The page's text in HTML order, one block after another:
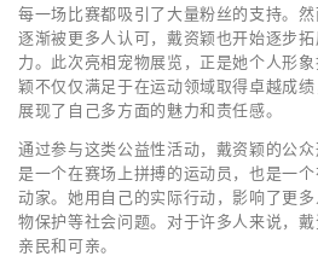
每一场比赛都吸引了大量粉丝的支持。
逐渐被更多人认可，戴资颖也开始逐步
力。此次亮相宠物展览，正是她个人形
颖不仅仅满足于在运动领域取得卓越成绩
展现了自己多方面的魅力和责任感。
通过参与这类公益性活动，戴资颖的公
是一个在赛场上拼搏的运动员，也是一
动家。她用自己的实际行动，影响了更
物保护等社会问题。对于许多人来说，
亲民和可亲。